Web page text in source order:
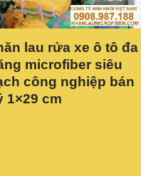
lau rửa xe ô tô đa
microfiber siêu
công nghiệp bán
1×29 cm